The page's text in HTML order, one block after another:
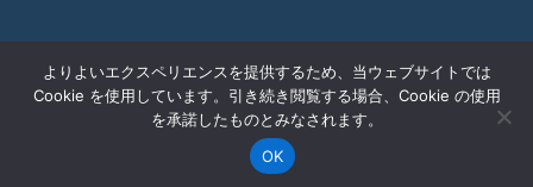
DOT WORLD Co., Ltd.
よりよいエクスペリエンスを提供するため、当ウェブサイトでは
Cookie を使用しています。引き続き閲覧する場合、Cookie の使用
を承諾したものとみなされます。
OK